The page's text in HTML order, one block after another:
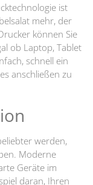
ist
mehr, der
können Sie
ob Laptop, Tablet
schnell ein
anschließen zu
werden,
Moderne
Geräte im
daran, Ihren